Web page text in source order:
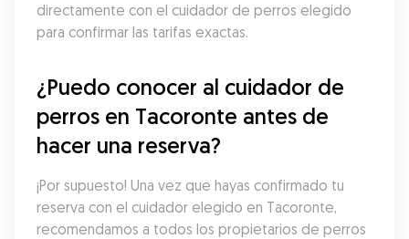
directamente con el cuidador de perros elegido
para confirmar las tarifas exactas.
¿Puedo conocer al cuidador de
perros en Tacoronte antes de
hacer una reserva?
¡Por supuesto! Una vez que hayas confirmado tu
reserva con el cuidador elegido en Tacoronte,
recomendamos a todos los propietarios de perros